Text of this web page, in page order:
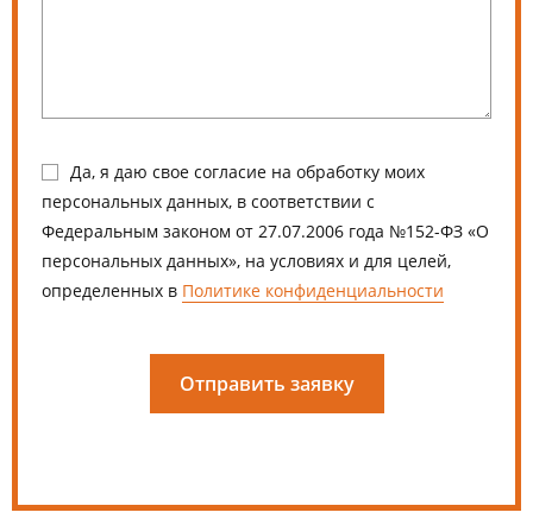
Да, я даю свое согласие на обработку моих
персональных данных, в соответствии с
Федеральным законом от 27.07.2006 года №152-ФЗ «О
персональных данных», на условиях и для целей,
определенных в Политике конфиденциальности
Отправить заявку